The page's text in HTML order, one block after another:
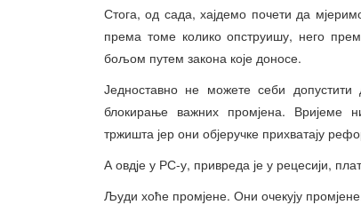
Стога, од сада, хајдемо почети да
према томе колико опструишу, него
бољом путем закона које доносе.
Једноставно не можете себи
блокирање важних промјена. Вријеме
тржишта јер они објеручке прихватају
А овдје у РС-у, привреда је у рецесији,
Људи хоће промјене. Они очекују